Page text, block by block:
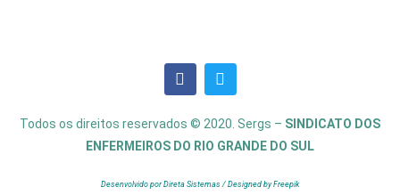
Todos os direitos reservados © 2020. Sergs – SINDICATO DOS
ENFERMEIROS DO RIO GRANDE DO SUL
Desenvolvido por Direta Sistemas / Designed by Freepik